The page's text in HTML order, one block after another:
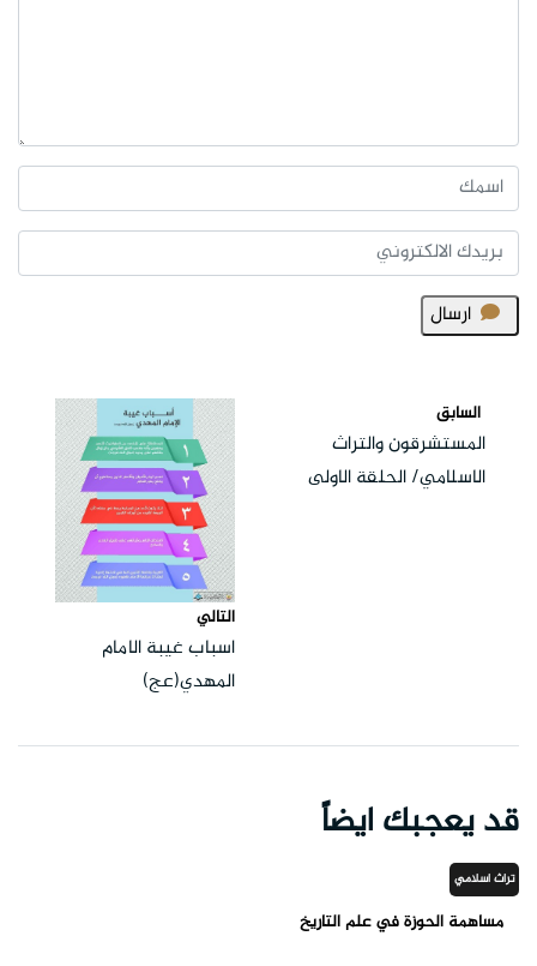
ارسال
السابق
المستشرقون والتراث
الاسلامي/ الحلقة الاولى
التالي
اسباب غيبة الامام
المهدي(عج)
قد يعجبك ايضاً
تراث اسلامي
مساهمة الحوزة في علم التاريخ